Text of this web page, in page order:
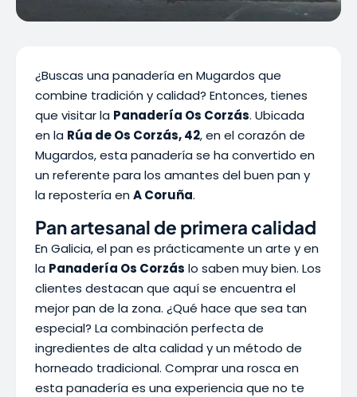
¿Buscas una panadería en Mugardos que
combine tradición y calidad? Entonces, tienes
que visitar la Panadería Os Corzás. Ubicada
en la Rúa de Os Corzás, 42, en el corazón de
Mugardos, esta panadería se ha convertido en
un referente para los amantes del buen pan y
la repostería en A Coruña.
Pan artesanal de primera calidad
En Galicia, el pan es prácticamente un arte y en
la Panadería Os Corzás lo saben muy bien. Los
clientes destacan que aquí se encuentra el
mejor pan de la zona. ¿Qué hace que sea tan
especial? La combinación perfecta de
ingredientes de alta calidad y un método de
horneado tradicional. Comprar una rosca en
esta panadería es una experiencia que no te